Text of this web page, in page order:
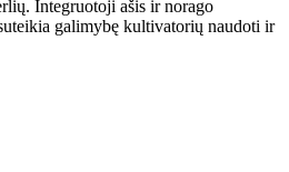
Integruotoji ašis ir norago
galimybę kultivatorių naudoti ir